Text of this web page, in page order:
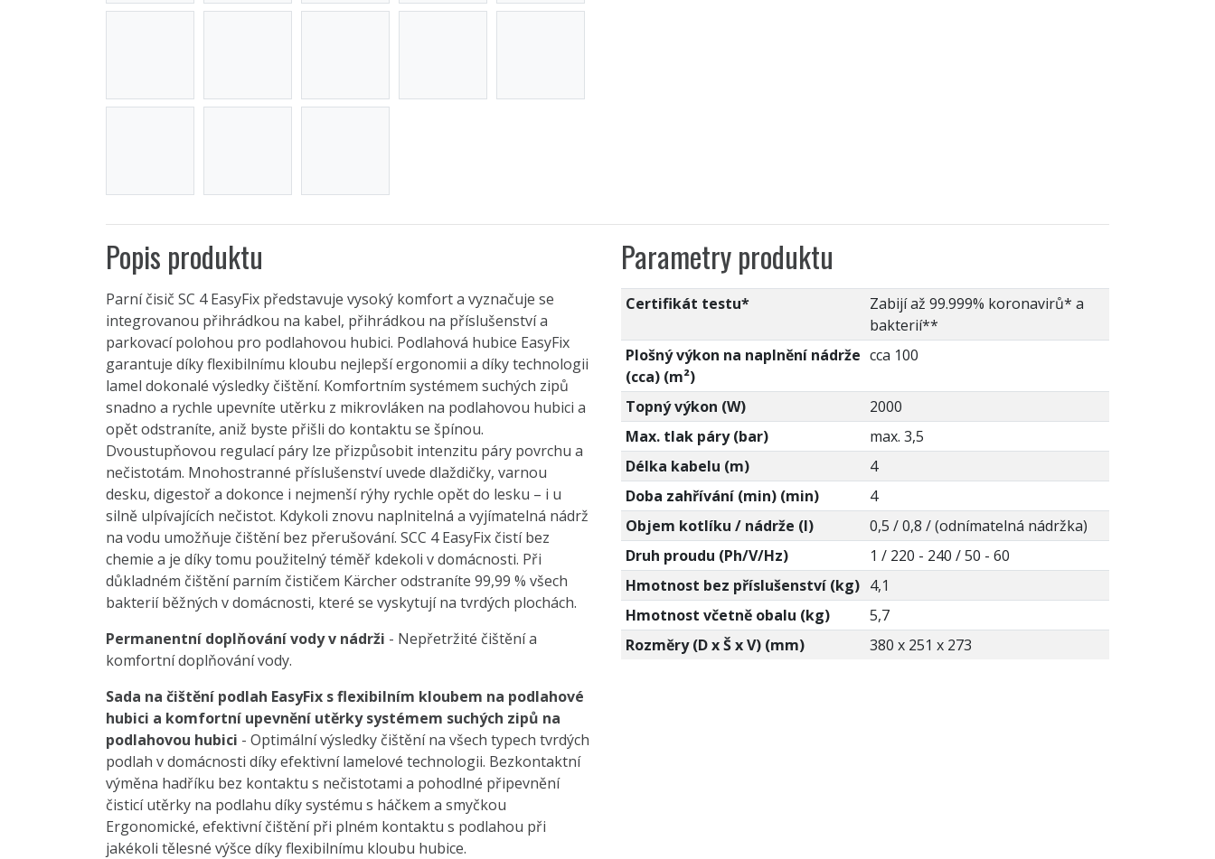
Popis produktu
Parní čisič SC 4 EasyFix představuje vysoký komfort a vyznačuje se
integrovanou přihrádkou na kabel, přihrádkou na příslušenství a
parkovací polohou pro podlahovou hubici. Podlahová hubice EasyFix
garantuje díky flexibilnímu kloubu nejlepší ergonomii a díky technologii
lamel dokonalé výsledky čištění. Komfortním systémem suchých zipů
snadno a rychle upevníte utěrku z mikrovláken na podlahovou hubici a
opět odstraníte, aniž byste přišli do kontaktu se špínou.
Dvoustupňovou regulací páry lze přizpůsobit intenzitu páry povrchu a
nečistotám. Mnohostranné příslušenství uvede dlaždičky, varnou
desku, digestoř a dokonce i nejmenší rýhy rychle opět do lesku – i u
silně ulpívajících nečistot. Kdykoli znovu naplnitelná a vyjímatelná nádrž
na vodu umožňuje čištění bez přerušování. SCC 4 EasyFix čistí bez
chemie a je díky tomu použitelný téměř kdekoli v domácnosti. Při
důkladném čištění parním čističem Kärcher odstraníte 99,99 % všech
bakterií běžných v domácnosti, které se vyskytují na tvrdých plochách.
Permanentní doplňování vody v nádrži - Nepřetržité čištění a
komfortní doplňování vody.
Sada na čištění podlah EasyFix s flexibilním kloubem na podlahové
hubici a komfortní upevnění utěrky systémem suchých zipů na
podlahovou hubici - Optimální výsledky čištění na všech typech tvrdých
podlah v domácnosti díky efektivní lamelové technologii. Bezkontaktní
výměna hadříku bez kontaktu s nečistotami a pohodlné připevnění
čisticí utěrky na podlahu díky systému s háčkem a smyčkou
Ergonomické, efektivní čištění při plném kontaktu s podlahou při
jakékoli tělesné výšce díky flexibilnímu kloubu hubice.
Parametry produktu
Certifikát testu*
Zabijí až 99.999% koronavirů* a
bakterií**
Plošný výkon na naplnění nádrže
(cca) (m²)
cca 100
Topný výkon (W)
2000
Max. tlak páry (bar)
max. 3,5
Délka kabelu (m)
4
Doba zahřívání (min) (min)
4
Objem kotlíku / nádrže (l)
0,5 / 0,8 / (odnímatelná nádržka)
Druh proudu (Ph/V/Hz)
1 / 220 - 240 / 50 - 60
Hmotnost bez příslušenství (kg) 4,1
Hmotnost včetně obalu (kg)
5,7
Rozměry (D x Š x V) (mm)
380 x 251 x 273